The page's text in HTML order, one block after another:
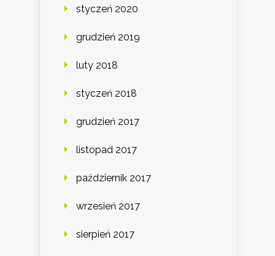
styczeń 2020
grudzień 2019
luty 2018
styczeń 2018
grudzień 2017
listopad 2017
październik 2017
wrzesień 2017
sierpień 2017